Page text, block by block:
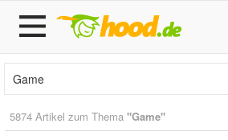
5874 Artikel zum Thema "Game"